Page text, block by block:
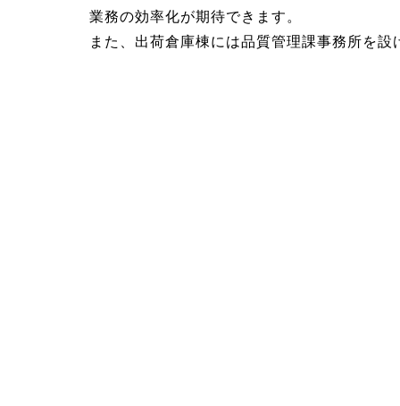
業務の効率化が期待できます。
また、出荷倉庫棟には品質管理課事務所を